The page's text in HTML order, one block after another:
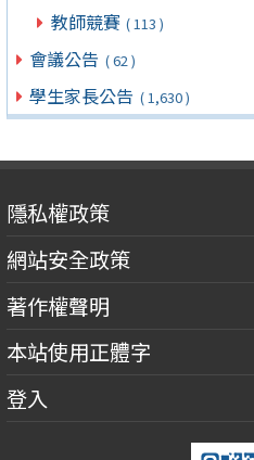
教師競賽 ( 113 )
會議公告 ( 62 )
學生家長公告 ( 1,630 )
隱私權政策
網站安全政策
著作權聲明
本站使用正體字
登入